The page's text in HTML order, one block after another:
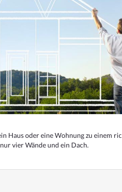
Haus oder eine Wohnung zu einem
vier Wände und ein Dach.